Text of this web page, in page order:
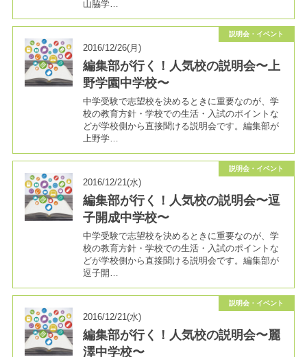
山脇学…
説明会・イベント
2016/12/26(月)
編集部が行く！人気校の説明会〜上
野学園中学校〜
中学受験で志望校を決めるときに重要なのが、学
校の教育方針・学校での生活・入試のポイントな
どが学校側から直接聞ける説明会です。編集部が
上野学…
説明会・イベント
2016/12/21(水)
編集部が行く！人気校の説明会〜逗
子開成中学校〜
中学受験で志望校を決めるときに重要なのが、学
校の教育方針・学校での生活・入試のポイントな
どが学校側から直接聞ける説明会です。編集部が
逗子開…
説明会・イベント
2016/12/21(水)
編集部が行く！人気校の説明会〜麗
澤中学校〜